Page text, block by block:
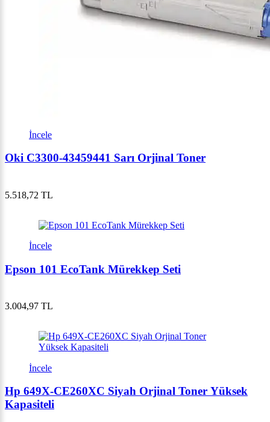
İncele
Oki C3300-43459441 Sarı Orjinal Toner
5.518,72 TL
İncele
Epson 101 EcoTank Mürekkep Seti
3.004,97 TL
İncele
Hp 649X-CE260XC Siyah Orjinal Toner Yüksek
Kapasiteli